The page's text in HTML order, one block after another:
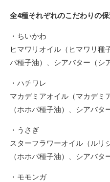
全4種それぞれのこだわりの
・ちいかわ
ヒマワリオイル（ヒマワリ種
バ種子油）、シアバター（シ
・ハチワレ
マカデミアオイル（マカデミ
（ホホバ種子油）、シアバタ
・うさぎ
スターフラワーオイル（ルリ
（ホホバ種子油）、シアバタ
・モモンガ